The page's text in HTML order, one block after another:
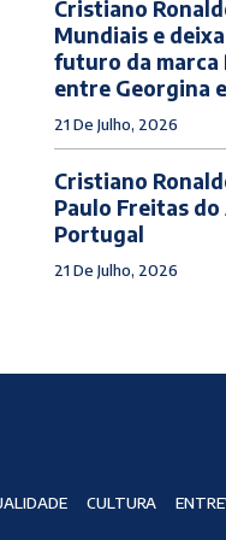
Cristiano
Mundiais e
futuro da marca
entre Georgina
21 De Julho, 2026
Cristiano
Paulo Freitas
Portugal
21 De Julho, 2026
CULTURA